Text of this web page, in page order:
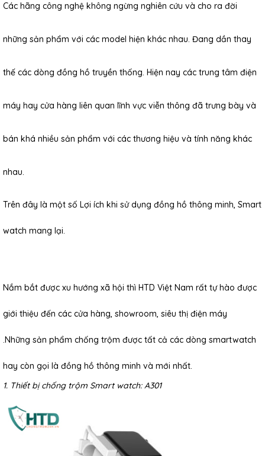
Các hãng công nghệ không ngừng nghiên cứu và cho ra đời
những sản phẩm với các model hiện khác nhau. Đang dần thay
thế các dòng đồng hồ truyền thống. Hiện nay các trung tâm điện
máy hay cửa hàng liên quan lĩnh vực viễn thông đã trưng bày và
bán khá nhiều sản phẩm với các thương hiệu và tính năng khác
nhau.
Trên đây là một số Lợi ích khi sử dụng đồng hồ thông minh, Smart
watch mang lại.
Nắm bắt được xu hướng xã hội thì HTD Việt Nam rất tự hào được
giới thiệu đến các cửa hàng, showroom, siêu thị điện máy
.Những sản phẩm chống trộm được tất cả các dòng smartwatch
hay còn gọi là đồng hồ thông minh và mới nhất.
1. Thiết bị chống trộm Smart watch: A301